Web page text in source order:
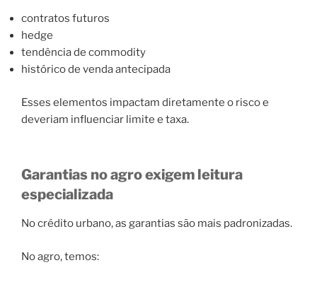
contratos futuros
hedge
tendência de commodity
histórico de venda antecipada
Esses elementos impactam diretamente o risco e
deveriam influenciar limite e taxa.
Garantias no agro exigem leitura
especializada
No crédito urbano, as garantias são mais padronizadas.
No agro, temos: